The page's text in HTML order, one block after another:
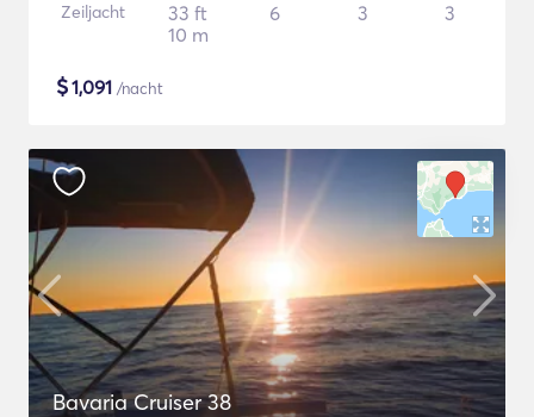
Zeiljacht
33 ft
10 m
6 3 3
$1,091 /nacht
Bavaria Cruiser 38